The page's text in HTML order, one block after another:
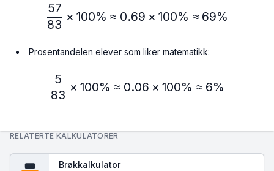
\frac{57}{83} × 100\% ≈
83
57
× 100% ≈ 0.69 × 100% ≈ 69%
Prosentandelen elever som liker matematikk:
\frac{5}{83} × 100\% ≈
83
5
× 100% ≈ 0.06 × 100% ≈ 6%
RELATERTE KALKULATORER
Brøkkalkulator